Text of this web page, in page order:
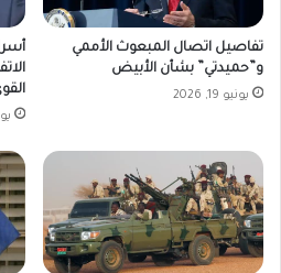
تفاصيل اتصال المبعوث الأممي
و”حميدتي” بشأن الأبيض
يونيو 19, 2026